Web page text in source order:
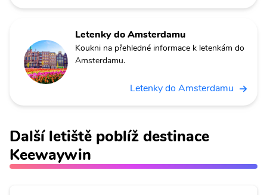
Letenky do Amsterdamu
Koukni na přehledné informace k letenkám do
Amsterdamu.
Letenky do Amsterdamu
Další letiště poblíž destinace
Keewaywin